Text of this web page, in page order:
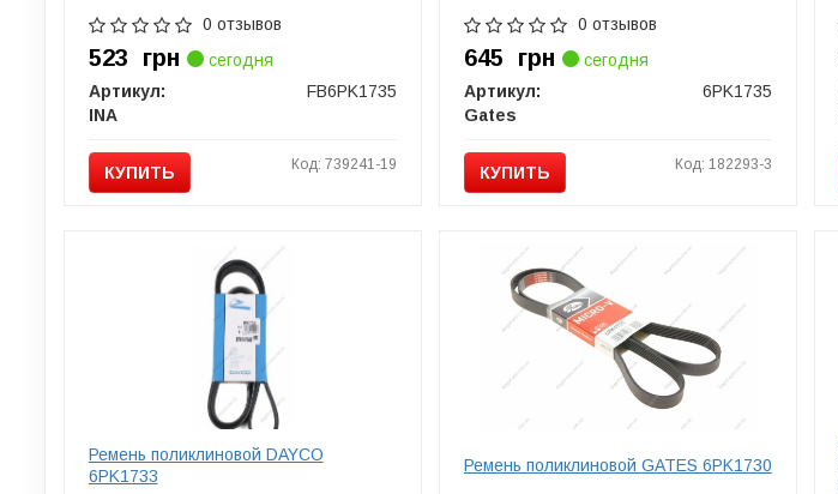
0 отзывов
523 грн
сегодня
Артикул:
FB6PK1735
INA
КУПИТЬ Код: 739241-19
0 отзывов
645 грн
сегодня
Артикул:
6PK1735
Gates
КУПИТЬ Код: 182293-3
Ремень поликлиновой DAYCO
6PK1733
Ремень поликлиновой GATES 6PK1730